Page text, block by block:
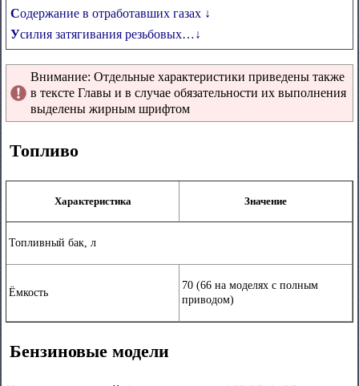
Содержание в отработавших газах ↓
Усилия затягивания резьбовых…↓
Внимание: Отдельные характеристики приведены также
в тексте Главы и в случае обязательности их выполнения
выделены жирным шрифтом
Топливо
Характеристика Значение
Топливный бак, л
Ёмкость
70 (66 на моделях с полным
приводом)
Бензиновые модели